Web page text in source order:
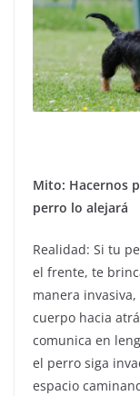
Mito: Hacernos
perro lo alejará
Realidad: Si tu
el frente, te
manera
cuerpo hacia
comunica en
el perro siga
espacio